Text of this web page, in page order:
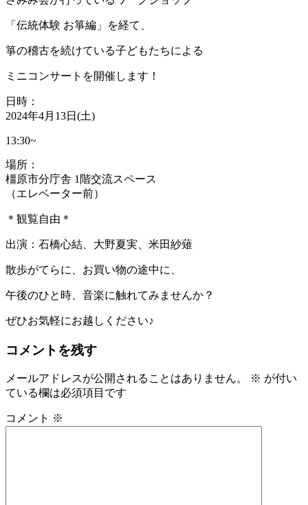
「伝統体験 お箏編」を経て、
箏の稽古を続けている子どもたちによる
ミニコンサートを開催します！
日時：
2024年4月13日(土)
13:30~
場所：
橿原市分庁舎 1階交流スペース
（エレベーター前）
＊観覧自由＊
出演：石橋心結、大野夏実、米田紗薙
散歩がてらに、お買い物の途中に、
午後のひと時、音楽に触れてみませんか？
ぜひお気軽にお越しください♪
コメントを残す
メールアドレスが公開されることはありません。 ※ が付い
ている欄は必須項目です
コメント ※